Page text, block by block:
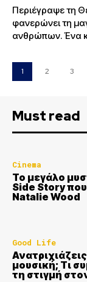
Περιέγραψε τη
φανερώνει τη
ανθρώπων. Ένα
1 2 3
Must read
Cinema
Το μεγάλο
Side Story
Natalie Wood
Good Life
μουσική; Τι
τη στιγμή